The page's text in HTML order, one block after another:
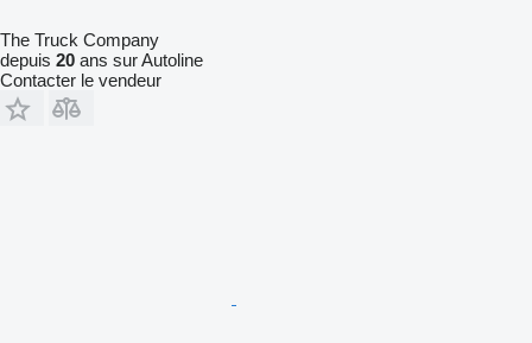
The Truck Company
depuis 20 ans sur Autoline
Contacter le vendeur